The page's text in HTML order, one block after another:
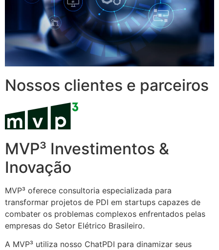
Nossos clientes e parceiros
MVP³ Investimentos &
Inovação
MVP³ oferece consultoria especializada para
transformar projetos de PDI em startups capazes de
combater os problemas complexos enfrentados pelas
empresas do Setor Elétrico Brasileiro.
A MVP³ utiliza nosso ChatPDI para dinamizar seus